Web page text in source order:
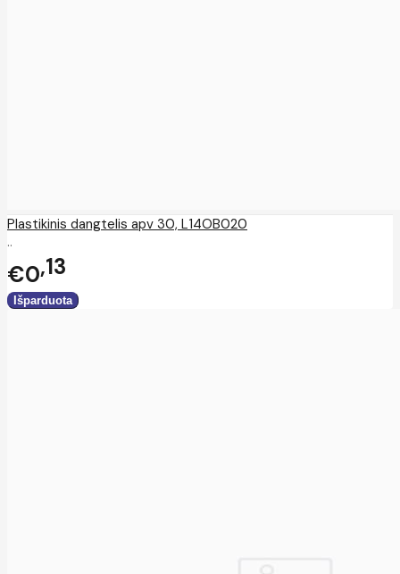
Plastikinis dangtelis apv 30, L14OB020
..
€0 13